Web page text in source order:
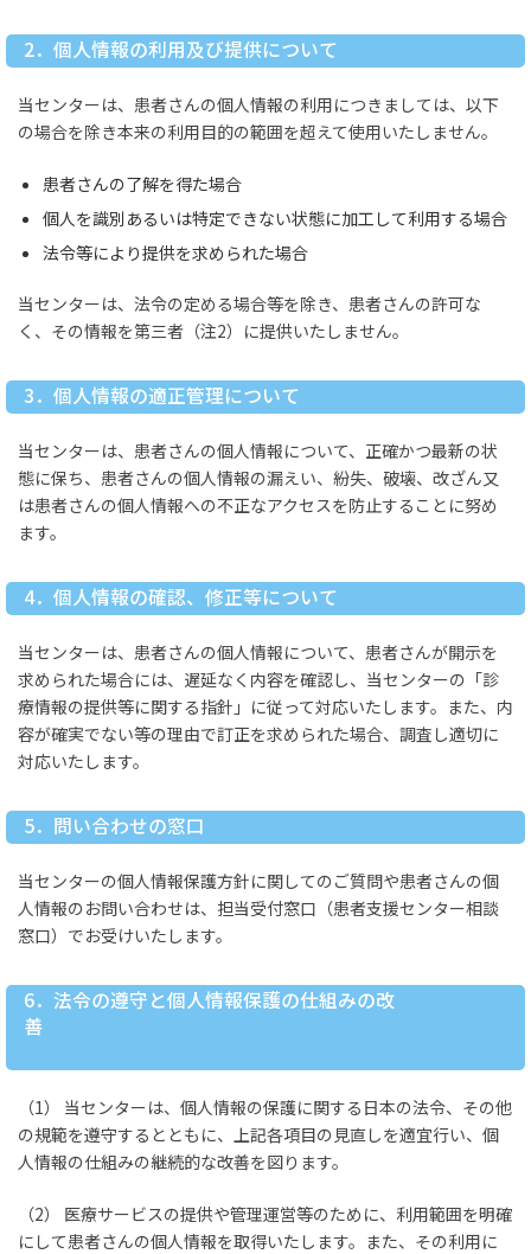
2．個人情報の利用及び提供について
当センターは、患者さんの個人情報の利用につきましては、以下
の場合を除き本来の利用目的の範囲を超えて使用いたしません。
患者さんの了解を得た場合
個人を識別あるいは特定できない状態に加工して利用する場合
法令等により提供を求められた場合
当センターは、法令の定める場合等を除き、患者さんの許可な
く、その情報を第三者（注2）に提供いたしません。
3．個人情報の適正管理について
当センターは、患者さんの個人情報について、正確かつ最新の状
態に保ち、患者さんの個人情報の漏えい、紛失、破壊、改ざん又
は患者さんの個人情報への不正なアクセスを防止することに努め
ます。
4．個人情報の確認、修正等について
当センターは、患者さんの個人情報について、患者さんが開示を
求められた場合には、遅延なく内容を確認し、当センターの「診
療情報の提供等に関する指針」に従って対応いたします。また、内
容が確実でない等の理由で訂正を求められた場合、調査し適切に
対応いたします。
5．問い合わせの窓口
当センターの個人情報保護方針に関してのご質問や患者さんの個
人情報のお問い合わせは、担当受付窓口（患者支援センター相談
窓口）でお受けいたします。
6．法令の遵守と個人情報保護の仕組みの改
善
（1） 当センターは、個人情報の保護に関する日本の法令、その他
の規範を遵守するとともに、上記各項目の見直しを適宜行い、個
人情報の仕組みの継続的な改善を図ります。
（2） 医療サービスの提供や管理運営等のために、利用範囲を明確
にして患者さんの個人情報を取得いたします。また、その利用に